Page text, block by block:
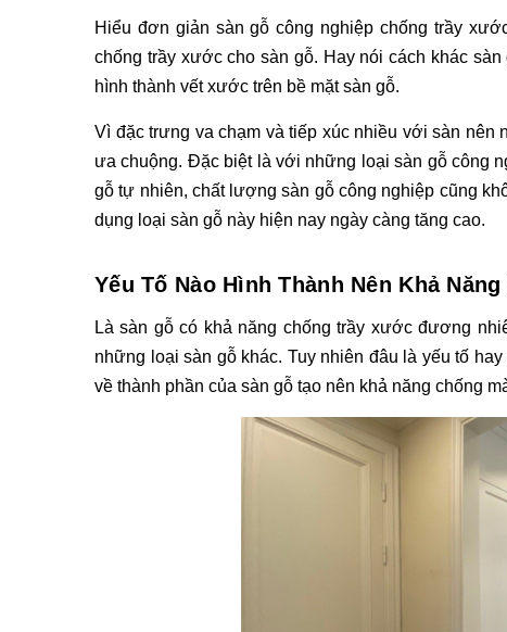
Hiểu đơn giản sàn gỗ công nghiệp chống trầy
chống trầy xước cho sàn gỗ. Hay nói cách khác
hình thành vết xước trên bề mặt sàn gỗ.
Vì đặc trưng va chạm và tiếp xúc nhiều với sàn nên
ưa chuộng. Đặc biệt là với những loại sàn gỗ công
gỗ tự nhiên, chất lượng sàn gỗ công nghiệp cũng
dụng loại sàn gỗ này hiện nay ngày càng tăng cao.
Yếu Tố Nào Hình Thành Nên Khả
Là sàn gỗ có khả năng chống trầy xước đương
những loại sàn gỗ khác. Tuy nhiên đâu là yếu tố
về thành phần của sàn gỗ tạo nên khả năng chống